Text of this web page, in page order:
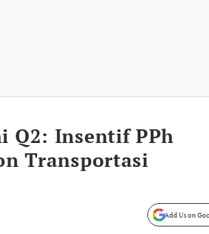
Q2: Insentif PPh
Transportasi
Add Us on